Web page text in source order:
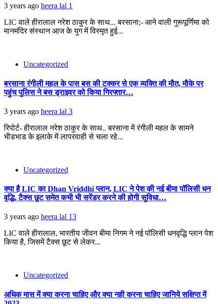
3 years ago heera lal 1
LIC वाले हीरालाल नरेश ठाकुर के साथ... बरसाना;- आने वाली गुरूपूर्णिमा को
मानमंदिर संस्थान आज के युग में विस्मृत हुई...
Uncategorized
बरसाना रंगीली महल के पास बस की टक्कर से एक व्यक्ति की मौत, मौके पर
पहुंच पुलिस ने बस ड्राइवर को किया गिरफ्तार…
3 years ago heera lal 3
रिपोर्ट- हीरालाल नरेश ठाकुर के साथ.. बरसाना में रंगीली महल के सामने
भीडभाड के इलाके में लापरवाही से चला रहे...
Uncategorized
क्या है LIC का Dhan Vriddhi प्लान, LIC ने पेश की नई बीमा पॉलिसी धन
वृद्धि, टैक्‍स छूट समेत कभी भी सरेंडर करने की होगी सुविधा…
3 years ago heera lal 13
LIC वाले हीरालाल, भारतीय जीवन बीमा निगम ने नई पॉलिसी धनवृद्धि प्‍लान पेश
किया है, जिसमें टैक्‍स छूट से लेकर...
Uncategorized
अधिक मास में क्या करना चाहिए और क्या नही करना चाहिए जानिये सक्षिप्त में